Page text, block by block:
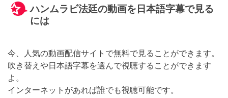
ハンムラビ法廷の動画を日本語字幕で見る
には
今、人気の動画配信サイトで無料で見ることができます。
吹き替えや日本語字幕を選んで視聴することができます
よ。
インターネットがあれば誰でも視聴可能です。